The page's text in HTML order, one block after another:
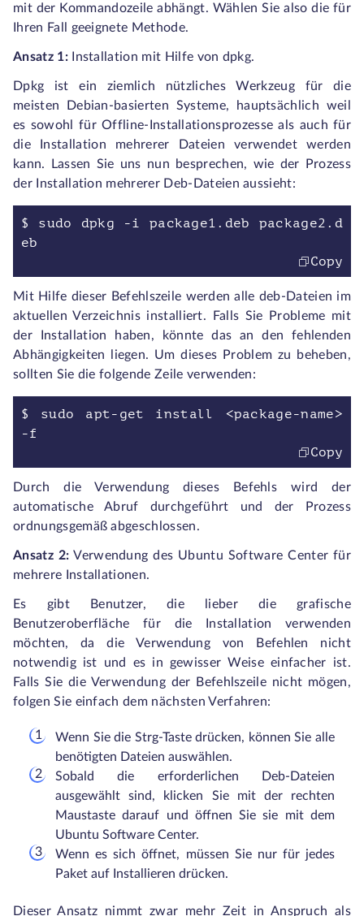
mit der Kommandozeile abhängt. Wählen Sie also die für
Ihren Fall geeignete Methode.
Ansatz 1:Installation mit Hilfe von dpkg.
Dpkg ist ein ziemlich nützliches Werkzeug für die
meisten Debian-basierten Systeme, hauptsächlich weil
es sowohl für Offline-Installationsprozesse als auch für
die Installation mehrerer Dateien verwendet werden
kann. Lassen Sie uns nun besprechen, wie der Prozess
der Installation mehrerer Deb-Dateien aussieht:
$ sudo dpkg -i package1.deb package2.d
eb
Copy
Mit Hilfe dieser Befehlszeile werden alle deb-Dateien im
aktuellen Verzeichnis installiert. Falls Sie Probleme mit
der Installation haben, könnte das an den fehlenden
Abhängigkeiten liegen. Um dieses Problem zu beheben,
sollten Sie die folgende Zeile verwenden:
$ sudo apt-get install <package-name>
-f
Copy
Durch die Verwendung dieses Befehls wird der
automatische Abruf durchgeführt und der Prozess
ordnungsgemäß abgeschlossen.
Ansatz 2: Verwendung des Ubuntu Software Center für
mehrere Installationen.
Es gibt Benutzer, die lieber die grafische
Benutzeroberfläche für die Installation verwenden
möchten, da die Verwendung von Befehlen nicht
notwendig ist und es in gewisser Weise einfacher ist.
Falls Sie die Verwendung der Befehlszeile nicht mögen,
folgen Sie einfach dem nächsten Verfahren:
Wenn Sie die Strg-Taste drücken, können Sie alle
benötigten Dateien auswählen.
Sobald die erforderlichen Deb-Dateien
ausgewählt sind, klicken Sie mit der rechten
Maustaste darauf und öffnen Sie sie mit dem
Ubuntu Software Center.
Wenn es sich öffnet, müssen Sie nur für jedes
Paket auf Installieren drücken.
Dieser Ansatz nimmt zwar mehr Zeit in Anspruch als